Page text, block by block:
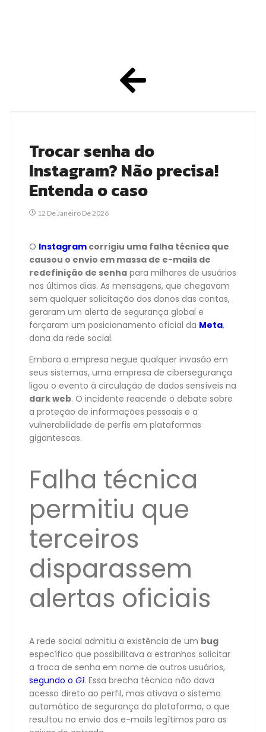
Trocar senha do
Instagram? Não precisa!
Entenda o caso
12 De Janeiro De 2026
O Instagram corrigiu uma falha técnica que
causou o envio em massa de e-mails de
redefinição de senha para milhares de usuários
nos últimos dias. As mensagens, que chegavam
sem qualquer solicitação dos donos das contas,
geraram um alerta de segurança global e
forçaram um posicionamento oficial da Meta,
dona da rede social.
Embora a empresa negue qualquer invasão em
seus sistemas, uma empresa de cibersegurança
ligou o evento à circulação de dados sensíveis na
dark web. O incidente reacende o debate sobre
a proteção de informações pessoais e a
vulnerabilidade de perfis em plataformas
gigantescas.
Falha técnica
permitiu que
terceiros
disparassem
alertas oficiais
A rede social admitiu a existência de um bug
específico que possibilitava a estranhos solicitar
a troca de senha em nome de outros usuários,
segundo o G1. Essa brecha técnica não dava
acesso direto ao perfil, mas ativava o sistema
automático de segurança da plataforma, o que
resultou no envio dos e-mails legítimos para as